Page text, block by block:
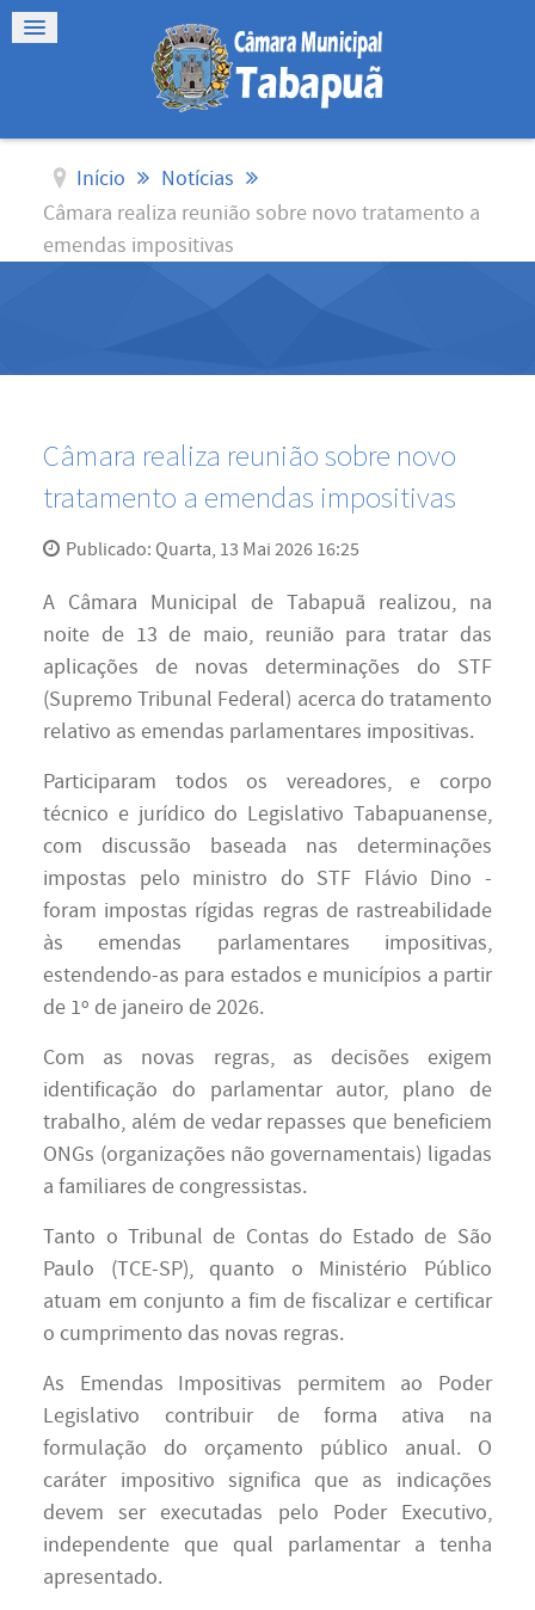
Início
Notícias
Câmara realiza reunião sobre novo tratamento a
emendas impositivas
Câmara realiza reunião sobre novo
tratamento a emendas impositivas
Publicado: Quarta, 13 Mai 2026 16:25
A Câmara Municipal de Tabapuã realizou, na
noite de 13 de maio, reunião para tratar das
aplicações de novas determinações do STF
(Supremo Tribunal Federal) acerca do tratamento
relativo as emendas parlamentares impositivas.
Participaram todos os vereadores, e corpo
técnico e jurídico do Legislativo Tabapuanense,
com discussão baseada nas determinações
impostas pelo ministro do STF Flávio Dino -
foram impostas rígidas regras de rastreabilidade
às emendas parlamentares impositivas,
estendendo-as para estados e municípios a partir
de 1º de janeiro de 2026.
Com as novas regras, as decisões exigem
identificação do parlamentar autor, plano de
trabalho, além de vedar repasses que beneficiem
ONGs (organizações não governamentais) ligadas
a familiares de congressistas.
Tanto o Tribunal de Contas do Estado de São
Paulo (TCE-SP), quanto o Ministério Público
atuam em conjunto a fim de fiscalizar e certificar
o cumprimento das novas regras.
As Emendas Impositivas permitem ao Poder
Legislativo contribuir de forma ativa na
formulação do orçamento público anual. O
caráter impositivo significa que as indicações
devem ser executadas pelo Poder Executivo,
independente que qual parlamentar a tenha
apresentado.